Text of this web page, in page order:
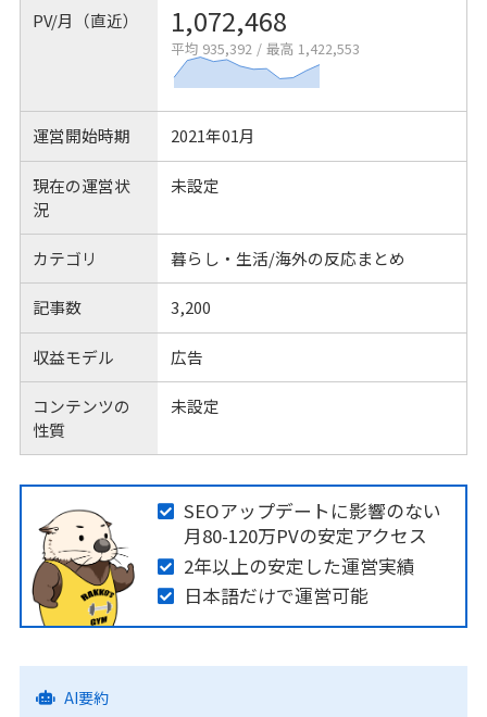
PV/月（直近） 1,072,468
平均 935,392 / 最高 1,422,553
運営開始時期 2021年01月
現在の運営状
況
未設定
カテゴリ 暮らし・生活/海外の反応まとめ
記事数 3,200
収益モデル 広告
コンテンツの
性質
未設定
SEOアップデートに影響のない
月80-120万PVの安定アクセス
2年以上の安定した運営実績
日本語だけで運営可能
AI要約